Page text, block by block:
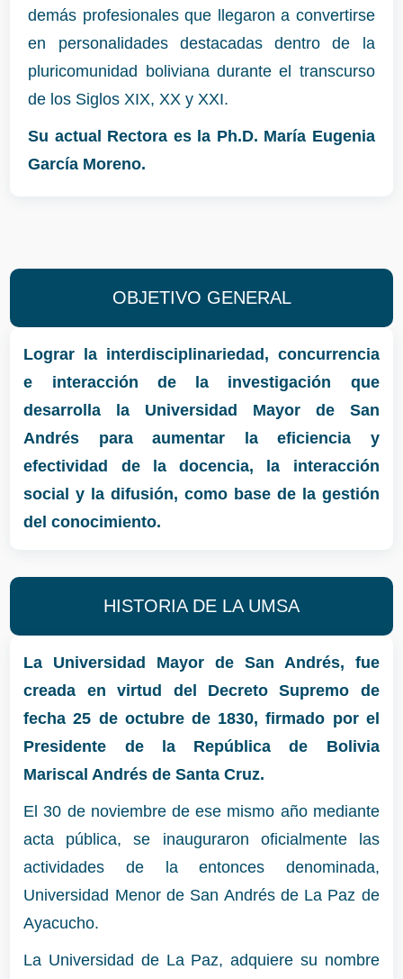
demás profesionales que llegaron a convertirse
en personalidades destacadas dentro de la
pluricomunidad boliviana durante el transcurso
de los Siglos XIX, XX y XXI.
Su actual Rectora es la Ph.D. María Eugenia
García Moreno.
OBJETIVO GENERAL
Lograr la interdisciplinariedad, concurrencia
e interacción de la investigación que
desarrolla la Universidad Mayor de San
Andrés para aumentar la eficiencia y
efectividad de la docencia, la interacción
social y la difusión, como base de la gestión
del conocimiento.
HISTORIA DE LA UMSA
La Universidad Mayor de San Andrés, fue
creada en virtud del Decreto Supremo de
fecha 25 de octubre de 1830, firmado por el
Presidente de la República de Bolivia
Mariscal Andrés de Santa Cruz.
El 30 de noviembre de ese mismo año mediante
acta pública, se inauguraron oficialmente las
actividades de la entonces denominada,
Universidad Menor de San Andrés de La Paz de
Ayacucho.
La Universidad de La Paz, adquiere su nombre